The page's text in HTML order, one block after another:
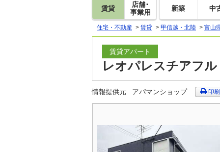
賃貸
店舗･
事業用
新築 中
住宅・不動産 > 賃貸 > 甲信越・北陸 > 富山
賃貸アパート
レオパレスチアフ
情報提供元 アパマンショップ 印